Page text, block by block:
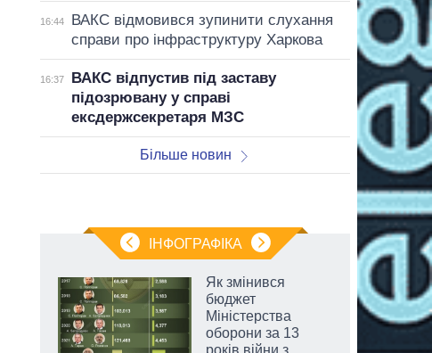
16:44
ВАКС відмовився зупинити слухання
справи про інфраструктуру Харкова
16:37
ВАКС відпустив під заставу
підозрювану у справі
ексдержсекретаря МЗС
Більше новин
ІНФОГРАФІКА
Як змінився
бюджет
Міністерства
оборони за 13
років війни з